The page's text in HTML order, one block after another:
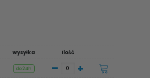
wysyłka Ilość
do 24h - +